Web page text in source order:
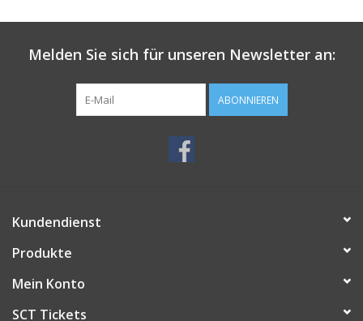
Melden Sie sich für unseren Newsletter an:
ABONNIEREN
Kundendienst
Produkte
Mein Konto
SCT Tickets